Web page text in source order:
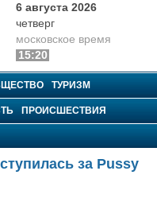
6 августа 2026
четверг
московское время
15:20
ТУРИЗМ
ПРОИСШЕСТВИЯ
за Pussy